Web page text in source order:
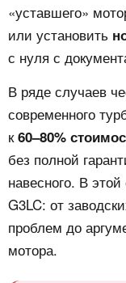
«уставшего»
или установить
с нуля с
В ряде случаев
современного
к60–80%
без полной
навесного. В
G3LC: от
проблем до
мотора.